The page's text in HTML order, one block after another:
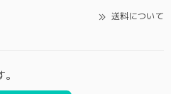
送料について